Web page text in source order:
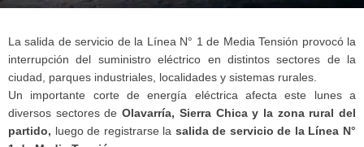
La salida de servicio de la Línea N° 1 de Media Tensión provocó la
interrupción del suministro eléctrico en distintos sectores de la
ciudad, parques industriales, localidades y sistemas rurales.
Un importante corte de energía eléctrica afecta este lunes a
diversos sectores deOlavarría, Sierra Chica y la zona rural del
partido, luego de registrarse la salida de servicio de la Línea N°